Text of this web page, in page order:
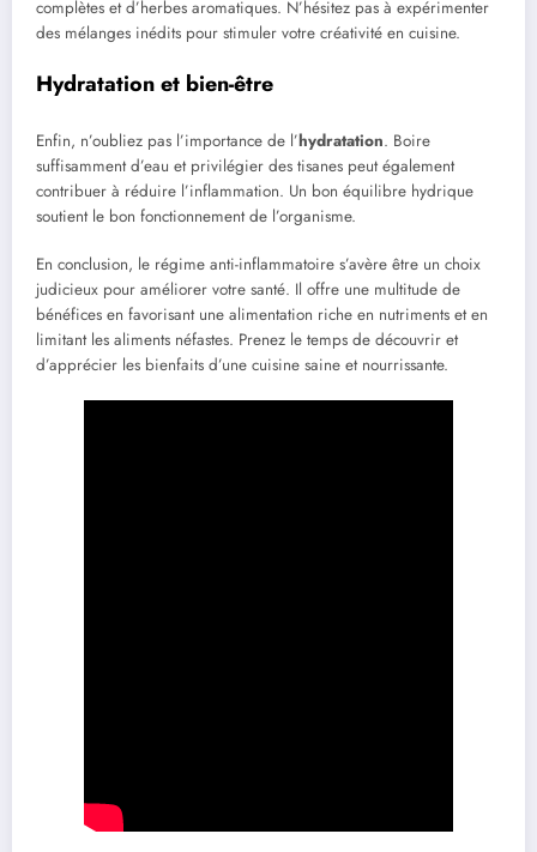
complètes et d’herbes aromatiques. N’hésitez pas à expérimenter
des mélanges inédits pour stimuler votre créativité en cuisine.
Hydratation et bien-être
Enfin, n’oubliez pas l’importance de l’hydratation. Boire
suffisamment d’eau et privilégier des tisanes peut également
contribuer à réduire l’inflammation. Un bon équilibre hydrique
soutient le bon fonctionnement de l’organisme.
En conclusion, le régime anti-inflammatoire s’avère être un choix
judicieux pour améliorer votre santé. Il offre une multitude de
bénéfices en favorisant une alimentation riche en nutriments et en
limitant les aliments néfastes. Prenez le temps de découvrir et
d’apprécier les bienfaits d’une cuisine saine et nourrissante.